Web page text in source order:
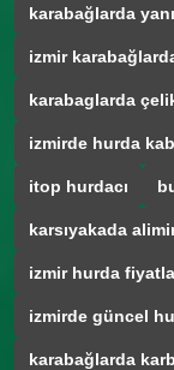
karabağlarda
izmir
karabaglarda
izmirde hurda
itop hurdacı
karsıyakada
izmir hurda
izmirde güncel
karabağlarda